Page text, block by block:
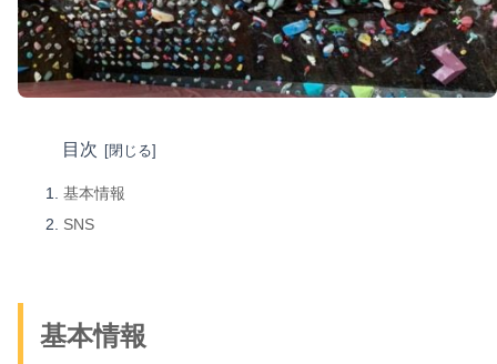
目次
基本情報
SNS
基本情報